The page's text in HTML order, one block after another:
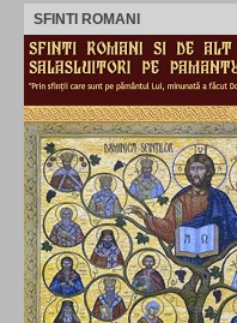
SFINTI ROMANI